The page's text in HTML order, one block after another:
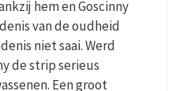
hem en Goscinny
van de oudheid
niet saai. Werd
de strip serieus
Een groot